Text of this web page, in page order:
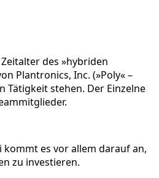
des »hybriden
Plantronics, Inc. (»Poly« –
stehen. Der Einzelne
es vor allem darauf an,
zu investieren.